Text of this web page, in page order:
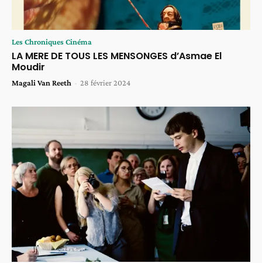
Les Chroniques Cinéma
LA MERE DE TOUS LES MENSONGES d’Asmae El
Moudir
Magali Van Reeth - 28 février 2024